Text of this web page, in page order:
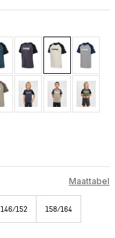
Maattabel
146/152 158/164